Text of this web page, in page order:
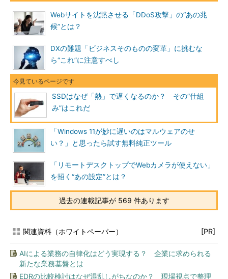
Webサイトを沈黙させる「DDoS攻撃」の“あの兆
候”とは？
DXの難題「ビジネスそのものの変革」に挑むな
ら“これ”に注意すべし
SSDはなぜ「熱」で遅くなるのか？ その“仕組
み”はこれだ
「Windows 11が妙に遅いのはマルウェアのせ
い？」と思ったら試す無料純正ツール
「リモートデスクトップでWebカメラが使えない」
を招く“あの設定”とは？
過去の連載記事が 569 件あります
関連資料（ホワイトペーパー） [PR]
AIによる業務の自律化はどう実現する？ 企業に求められる
新たな業務基盤とは
EDRの比較検討はなぜ混乱しがちなのか？ 現場視点で整理